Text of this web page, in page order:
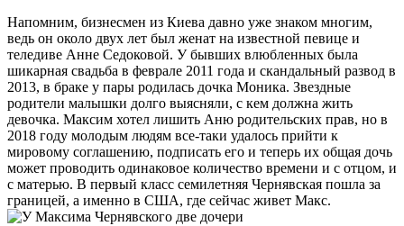
Напомним, бизнесмен из Киева давно уже знаком многим,
ведь он около двух лет был женат на известной певице и
теледиве Анне Седоковой. У бывших влюбленных была
шикарная свадьба в феврале 2011 года и скандальный развод в
2013, в браке у пары родилась дочка Моника. Звездные
родители малышки долго выясняли, с кем должна жить
девочка. Максим хотел лишить Аню родительских прав, но в
2018 году молодым людям все-таки удалось прийти к
мировому соглашению, подписать его и теперь их общая дочь
может проводить одинаковое количество времени и с отцом, и
с матерью. В первый класс семилетняя Чернявская пошла за
границей, а именно в США, где сейчас живет Макс.